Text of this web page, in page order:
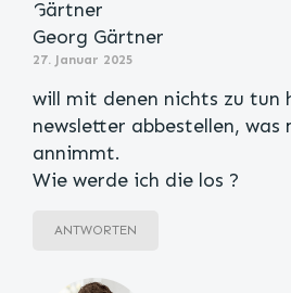
Georg Gärtner
27. Januar 2025
will mit denen nichts zu tun
newsletter abbestellen, was
annimmt.
Wie werde ich die los ?
ANTWORTEN